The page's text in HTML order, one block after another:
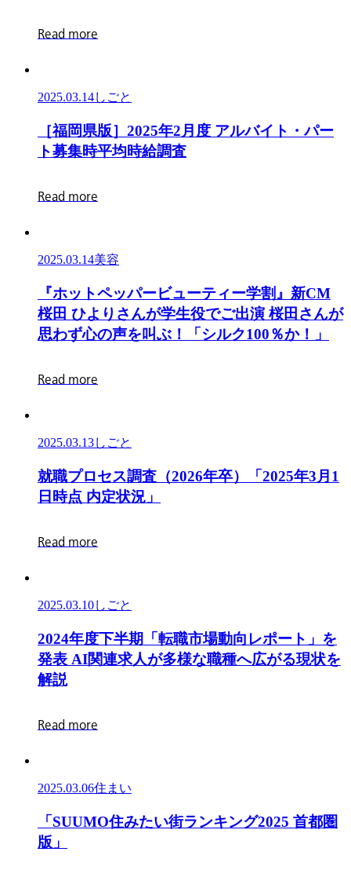
ト
時
平
均
調
版］
月
度
ア
イ
ー
ト
募
集
均
調
査
Read more
2025.03.14しごと
［福
岡
版］
月
度
ア
ル
ト・
ト
募
集
均
調
査
［福岡県版］ 2025年2月 度 アルバイ ト ・パー
ト募集時平均時給調査
Read more
2025.03.14美容
『ホ
ッ
ト
ッ
ビ
ー
テ
ー
新
桜
田
ひ
り
学
生
役
『ホッ トペッパービューティー学割 』 新CM
桜田 ひよ り さ んが学生役でご出演 桜田 さ んが
思わず心の声を叫ぶ ！ 「シルク100％か！ 」
Read more
2025.03.13しごと
就
職
ロ
調
（2026
年
卒）
年
日
時
点
就職プロセス調査 （2026年卒） 「2025年3月 1
日 時点 内定状況 」
Read more
2025.03.10しごと
2024
年
度
半
市
場
動
2024年度下半期 「転職市場動向 レポー ト 」 を
発表 AI関連求人が多様な職種へ広がる現状を
解説
Read more
2025.03.06住まい
「SUUMO
住
「SUUMO住みたい街ランキング2025 首都圏
版 」